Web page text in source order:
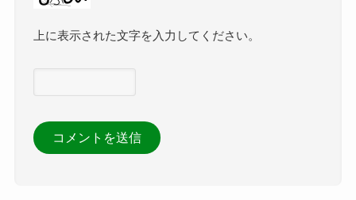
上に表示された文字を入力してください。